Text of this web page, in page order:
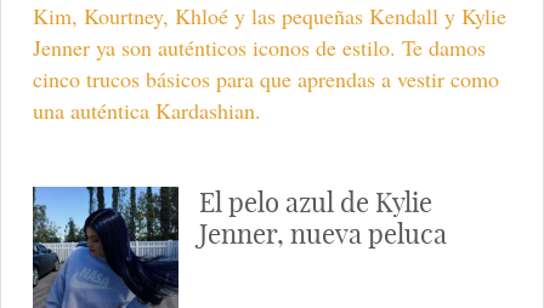
Kim, Kourtney, Khloé y las pequeñas Kendall y Kylie
Jenner ya son auténticos iconos de estilo. Te damos
cinco trucos básicos para que aprendas a vestir como
una auténtica Kardashian.
El pelo azul de Kylie
Jenner, nueva peluca